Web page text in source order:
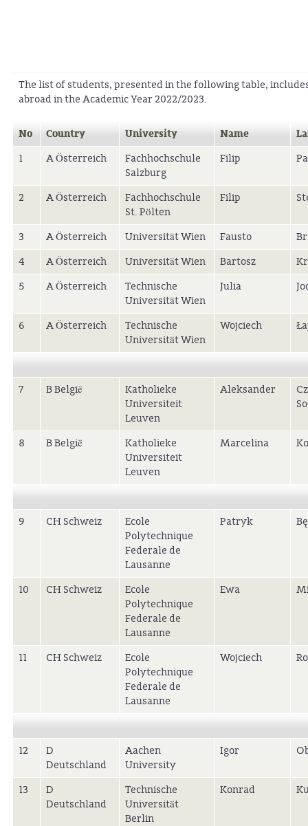
The list of students, presented in the following table,
abroad in the Academic Year 2022/2023.
No Country University Name
1 A Österreich
Fachhochschule
Salzburg
Filip
2 A Österreich
Fachhochschule
St. Pölten
Filip
3 A Österreich Universität Wien Fausto
4
A Österreich Universität Wien Bartosz
5
A Österreich
Technische
Universität Wien
Julia
6 A Österreich
Technische
Universität Wien
Wojciech
7 B België
Katholieke
Universiteit
Leuven
Aleksander
8 B België
Katholieke
Universiteit
Leuven
Marcelina
9 CH Schweiz
Ecole
Polytechnique
Federale de
Lausanne
Patryk
10 CH Schweiz
Ecole
Polytechnique
Federale de
Lausanne
Ewa
11 CH Schweiz
Ecole
Polytechnique
Federale de
Lausanne
Wojciech
12
D
Deutschland
Aachen
University
Igor
13
D
Deutschland
Technische
Universität
Berlin
Konrad